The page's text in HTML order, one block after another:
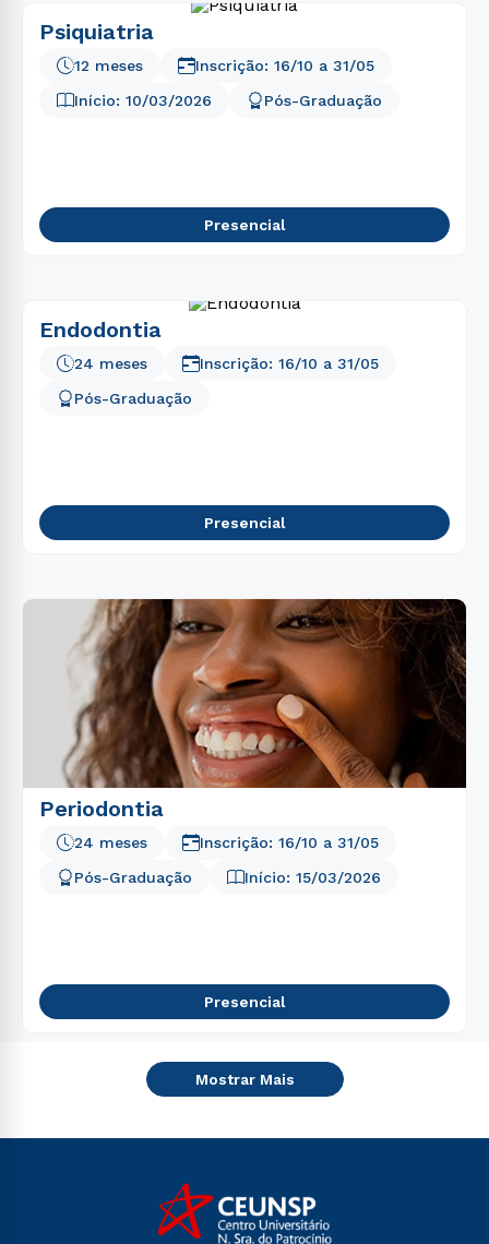
Psiquiatria
Início: 10/03/2026
12 meses
Pós-Graduação
Inscrição: 16/10 a 31/05
Presencial
Endodontia
Pós-Graduação
24 meses Inscrição: 16/10 a 31/05
Presencial
Periodontia
Pós-Graduação Início: 15/03/2026
24 meses Inscrição: 16/10 a 31/05
Presencial
Mostrar Mais